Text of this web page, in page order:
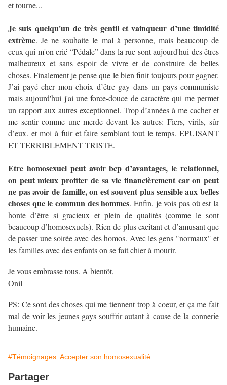
et tourne...
Je suis quelqu'un de très gentil et vainqueur d’une timidité
extrème. Je ne souhaite le mal à personne, mais beaucoup de
ceux qui m'on crié “Pédale” dans la rue sont aujourd'hui des êtres
malheureux et sans espoir de vivre et de construire de belles
choses. Finalement je pense que le bien finit toujours pour gagner.
J’ai payé cher mon choix d’être gay dans un pays communiste
mais aujourd'hui j'ai une force-douce de caractère qui me permet
un rapport aux autres exceptionnel. Trop d’années à me cacher et
me sentir comme une merde devant les autres: Fiers, virils, sûr
d’eux. et moi à fuir et faire semblant tout le temps. EPUISANT
ET TERRIBLEMENT TRISTE.
Etre homosexuel peut avoir bcp d’avantages, le relationnel,
on peut mieux profiter de sa vie financièrement car on peut
ne pas avoir de famille, on est souvent plus sensible aux belles
choses que le commun des hommes. Enfin, je vois pas où est la
honte d’être si gracieux et plein de qualités (comme le sont
beaucoup d’homosexuels). Rien de plus excitant et d’amusant que
de passer une soirée avec des homos. Avec les gens "normaux" et
les familles avec des enfants on se fait chier à mourir.
Je vous embrasse tous. A bientôt,
Onil
PS: Ce sont des choses qui me tiennent trop à coeur, et ça me fait
mal de voir les jeunes gays souffrir autant à cause de la connerie
humaine.
#Témoignages: Accepter son homosexualité
Partager